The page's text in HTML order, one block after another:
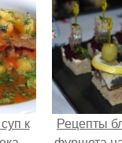
к
Рецепты